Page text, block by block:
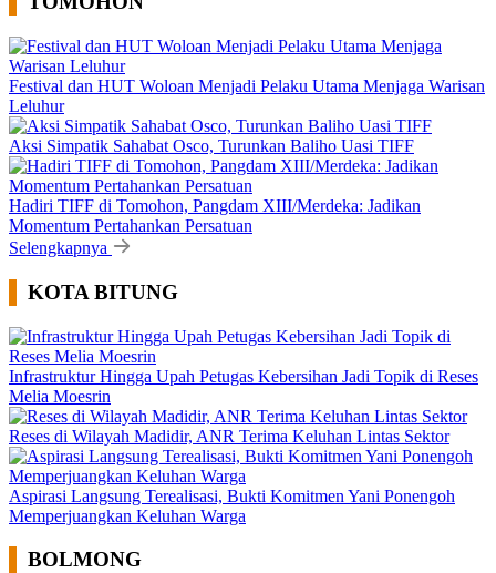
Festival dan HUT Woloan Menjadi Pelaku Utama Menjaga Warisan
Leluhur
Aksi Simpatik Sahabat Osco, Turunkan Baliho Uasi TIFF
Hadiri TIFF di Tomohon, Pangdam XIII/Merdeka: Jadikan
Momentum Pertahankan Persatuan
Selengkapnya
KOTA BITUNG
Infrastruktur Hingga Upah Petugas Kebersihan Jadi Topik di Reses
Melia Moesrin
Reses di Wilayah Madidir, ANR Terima Keluhan Lintas Sektor
Aspirasi Langsung Terealisasi, Bukti Komitmen Yani Ponengoh
Memperjuangkan Keluhan Warga
BOLMONG